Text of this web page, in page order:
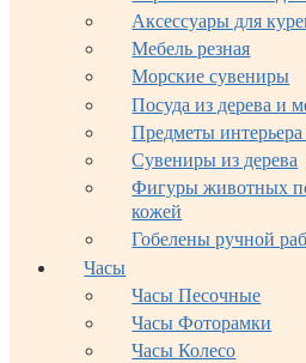
Аксессуары для
Мебель резная
Морские сувениры
Посуда из дерева и
Предметы интерьера
Сувениры из дерева
Фигуры животных
кожей
Гобелены ручной
Часы
Часы Песочные
Часы Фоторамки
Часы Колесо